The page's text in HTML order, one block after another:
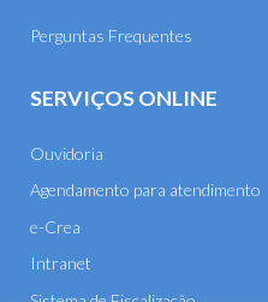
Perguntas Frequentes
SERVIÇOS ONLINE
Ouvidoria
Agendamento para atendimento
e-Crea
Intranet